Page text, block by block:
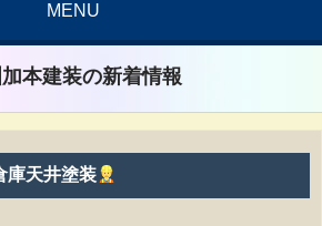
MENU
本建装の新着情報
庫天井塗装